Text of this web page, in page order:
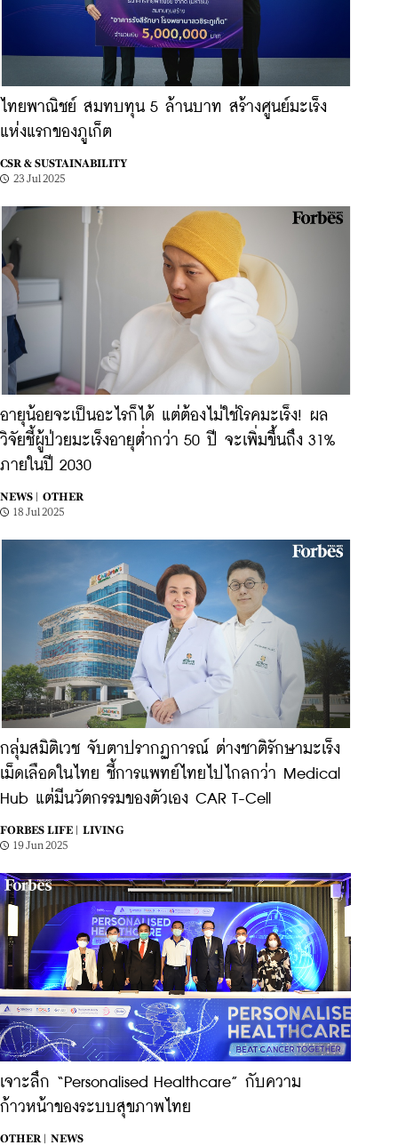
ไทยพาณิชย์ สมทบทุน 5 ล้านบาท สร้างศูนย์มะเร็ง
แห่งแรกของภูเก็ต
CSR & SUSTAINABILITY
23 Jul 2025
อายุน้อยจะเป็นอะไรก็ได้ แต่ต้องไม่ใช่โรคมะเร็ง! ผล
วิจัยชี้ผู้ป่วยมะเร็งอายุต่ำกว่า 50 ปี จะเพิ่มขึ้นถึง 31%
ภายในปี 2030
NEWS |
OTHER
18 Jul 2025
กลุ่มสมิติเวช จับตาปรากฏการณ์ ต่างชาติรักษามะเร็ง
เม็ดเลือดในไทย ชี้การแพทย์ไทยไปไกลกว่า Medical
Hub แต่มีนวัตกรรมของตัวเอง CAR T-Cell
FORBES LIFE |
LIVING
19 Jun 2025
เจาะลึก “Personalised Healthcare” กับความ
ก้าวหน้าของระบบสุขภาพไทย
OTHER | NEWS